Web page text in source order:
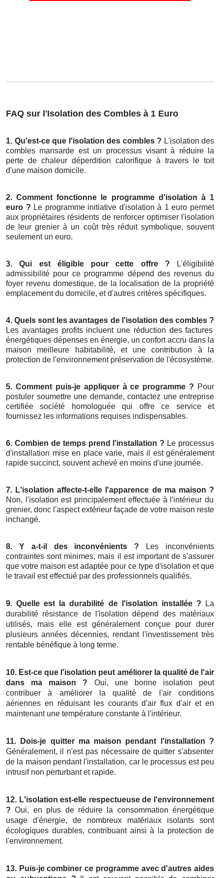
FAQ sur l'Isolation des Combles à 1 Euro
1. Qu'est-ce que l'isolation des combles ? L'isolation des
combles mansarde est un processus visant à réduire la
perte de chaleur déperdition calorifique à travers le toit
d'une maison domicile.
2. Comment fonctionne le programme d'isolation à 1
euro ? Le programme initiative d'isolation à 1 euro permet
aux propriétaires résidents de renforcer optimiser l'isolation
de leur grenier à un coût très réduit symbolique, souvent
seulement un euro.
3. Qui est éligible pour cette offre ? L'éligibilité
admissibilité pour ce programme dépend des revenus du
foyer revenu domestique, de la localisation de la propriété
emplacement du domicile, et d'autres critères spécifiques.
4. Quels sont les avantages de l'isolation des combles ?
Les avantages profits incluent une réduction des factures
énergétiques dépenses en énergie, un confort accru dans la
maison meilleure habitabilité, et une contribution à la
protection de l'environnement préservation de l'écosystème.
5. Comment puis-je appliquer à ce programme ? Pour
postuler soumettre une demande, contactez une entreprise
certifiée société homologuée qui offre ce service et
fournissez les informations requises indispensables.
6. Combien de temps prend l'installation ? Le processus
d'installation mise en place varie, mais il est généralement
rapide succinct, souvent achevé en moins d'une journée.
7. L'isolation affecte-t-elle l'apparence de ma maison ?
Non, l'isolation est principalement effectuée à l'intérieur du
grenier, donc l'aspect extérieur façade de votre maison reste
inchangé.
8. Y a-t-il des inconvénients ? Les inconvénients
contraintes sont minimes, mais il est important de s'assurer
que votre maison est adaptée pour ce type d'isolation et que
le travail est effectué par des professionnels qualifiés.
9. Quelle est la durabilité de l'isolation installée ? La
durabilité résistance de l'isolation dépend des matériaux
utilisés, mais elle est généralement conçue pour durer
plusieurs années décennies, rendant l'investissement très
rentable bénéfique à long terme.
10. Est-ce que l'isolation peut améliorer la qualité de l'air
dans ma maison ? Oui, une bonne isolation peut
contribuer à améliorer la qualité de l'air conditions
aériennes en réduisant les courants d'air flux d'air et en
maintenant une température constante à l'intérieur.
11. Dois-je quitter ma maison pendant l'installation ?
Généralement, il n'est pas nécessaire de quitter s'absenter
de la maison pendant l'installation, car le processus est peu
intrusif non perturbant et rapide.
12. L'isolation est-elle respectueuse de l'environnement
? Oui, en plus de réduire la consommation énergétique
usage d'énergie, de nombreux matériaux isolants sont
écologiques durables, contribuant ainsi à la protection de
l'environnement.
13. Puis-je combiner ce programme avec d'autres aides